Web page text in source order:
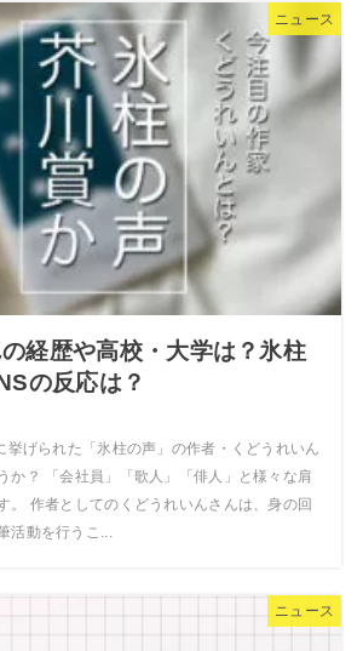
ニュース
経歴や高校・大学は？氷柱
の反応は？
挙げられた「氷柱の声」の作者・くどうれいん
か？ 「会社員」「歌人」「俳人」と様々な肩
。 作者としてのくどうれいんさんは、身の回
活動を行うこ...
ニュース